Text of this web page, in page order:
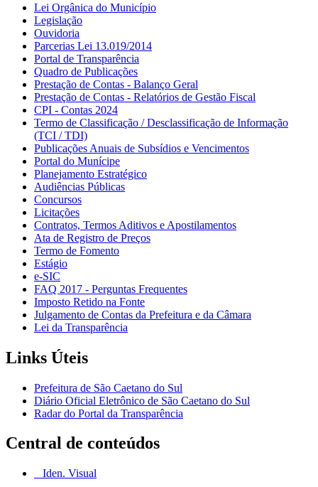
Lei Orgânica do Município
Legislação
Ouvidoria
Parcerias Lei 13.019/2014
Portal de Transparência
Quadro de Publicações
Prestação de Contas - Balanço Geral
Prestação de Contas - Relatórios de Gestão Fiscal
CPI - Contas 2024
Termo de Classificação / Desclassificação de Informação
(TCI / TDI)
Publicações Anuais de Subsídios e Vencimentos
Portal do Munícipe
Planejamento Estratégico
Audiências Públicas
Concursos
Licitações
Contratos, Termos Aditivos e Apostilamentos
Ata de Registro de Preços
Termo de Fomento
Estágio
e-SIC
FAQ 2017 - Perguntas Frequentes
Imposto Retido na Fonte
Julgamento de Contas da Prefeitura e da Câmara
Lei da Transparência
Links Úteis
Prefeitura de São Caetano do Sul
Diário Oficial Eletrônico de São Caetano do Sul
Radar do Portal da Transparência
Central de conteúdos
Iden. Visual